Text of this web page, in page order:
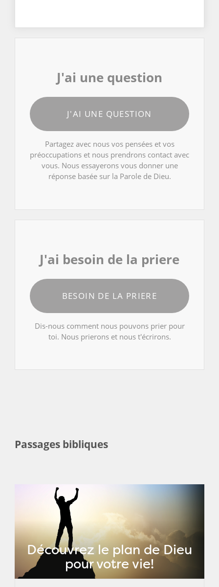
J'ai une question
J'AI UNE QUESTION
Partagez avec nous vos pensées et vos
préoccupations et nous prendrons contact avec
vous. Nous essayerons vous donner une
réponse basée sur la Parole de Dieu.
J'ai besoin de la priere
BESOIN DE LA PRIERE
Dis-nous comment nous pouvons prier pour
toi. Nous prierons et nous t'écrirons.
Passages bibliques
Découvrez le plan de Dieu
pour votre vie!